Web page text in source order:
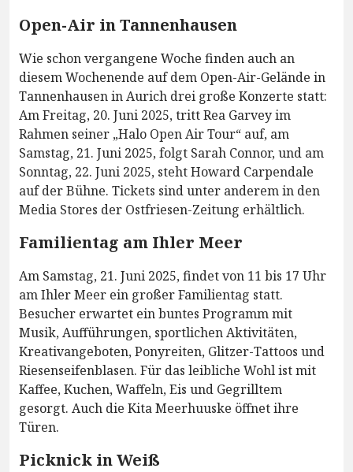
Open-Air in Tannenhausen
Wie schon vergangene Woche finden auch an
diesem Wochenende auf dem Open-Air-Gelände in
Tannenhausen in Aurich drei große Konzerte statt:
Am Freitag, 20. Juni 2025, tritt Rea Garvey im
Rahmen seiner „Halo Open Air Tour“ auf, am
Samstag, 21. Juni 2025, folgt Sarah Connor, und am
Sonntag, 22. Juni 2025, steht Howard Carpendale
auf der Bühne. Tickets sind unter anderem in den
Media Stores der Ostfriesen-Zeitung erhältlich.
Familientag am Ihler Meer
Am Samstag, 21. Juni 2025, findet von 11 bis 17 Uhr
am Ihler Meer ein großer Familientag statt.
Besucher erwartet ein buntes Programm mit
Musik, Aufführungen, sportlichen Aktivitäten,
Kreativangeboten, Ponyreiten, Glitzer-Tattoos und
Riesenseifenblasen. Für das leibliche Wohl ist mit
Kaffee, Kuchen, Waffeln, Eis und Gegrilltem
gesorgt. Auch die Kita Meerhuuske öffnet ihre
Türen.
Picknick in Weiß